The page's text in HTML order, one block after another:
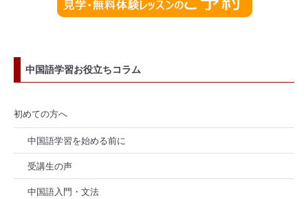
中国語学習お役立ちコラム
初めての方へ
中国語学習を始める前に
受講生の声
中国語入門・文法